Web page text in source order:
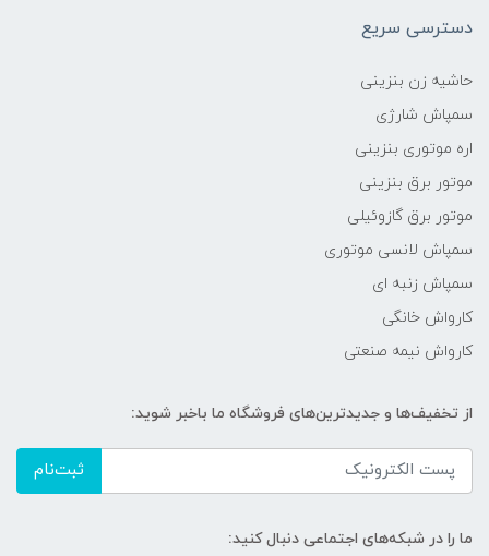
دسترسی سریع
حاشیه زن بنزینی
سمپاش شارژی
اره موتوری بنزینی
موتور برق بنزینی
موتور برق گازوئیلی
سمپاش لانسی موتوری
سمپاش زنبه ای
کارواش خانگی
کارواش نیمه صنعتی
از تخفیف‌ها و جدیدترین‌های فروشگاه ما باخبر شوید:
ثبت‌نام
ما را در شبکه‌های اجتماعی دنبال کنید: